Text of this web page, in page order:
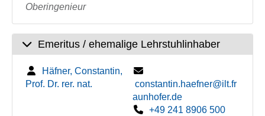
Oberingenieur
Emeritus / ehemalige Lehrstuhlinhaber
Häfner, Constantin,
Prof. Dr. rer. nat.
constantin.haefner@ilt.fr
aunhofer.de
+49 241 8906 500